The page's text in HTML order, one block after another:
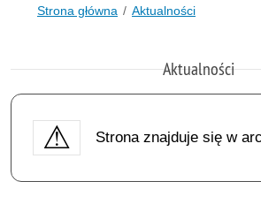
Strona główna Aktualności
Aktualności
Strona znajduje się w